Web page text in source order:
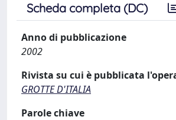
Scheda completa (DC)
Anno di pubblicazione
2002
Rivista su cui è pubblicata
GROTTE D'ITALIA
Parole chiave